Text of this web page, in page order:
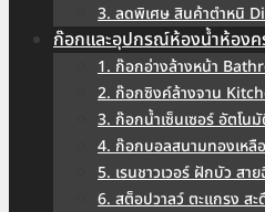
3. ลดพิเศษ สินค้าตำหนิ
ก๊อกและอุปกรณ์ห้องน้ำห้องค
1. ก๊อกอ่างล้างหน้า
2. ก๊อกซิงค์ล้างจาน
3. ก๊อกน้ำเซ็นเซอร์ อัตโน
4. ก๊อกบอลสนามทองเห
5. เรนชาวเวอร์ ฝักบัว ส
6. สต็อปวาลว์ ตะแกรง ส